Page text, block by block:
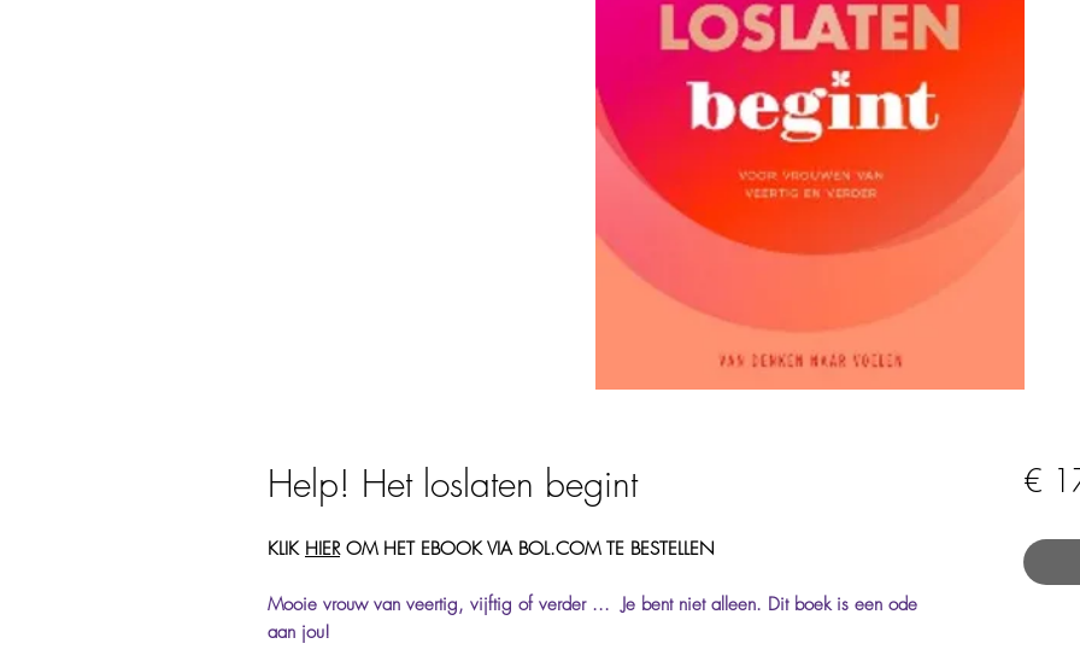
Help! Het loslaten begint
KLIK HIEROM HET EBOOK VIA BOL.COM TE BESTELLEN
Mooie vrouw van veertig, vijftig of verder ... Je bent niet alleen. Dit boek is een ode
aan jou!
€